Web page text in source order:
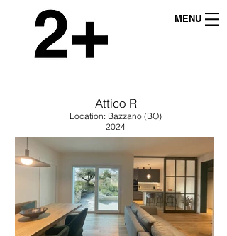
MENU
Attico R
Location: Bazzano (BO)
2024